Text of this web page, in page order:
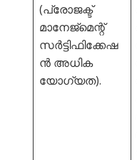
(പ്രോജക്ട്
മാനേജ്മെന്റ്
സർട്ടിഫിക്കേഷ
ൻ അധിക
യോഗ്യത).